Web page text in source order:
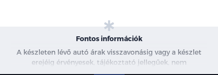
20" könnyűfém keréktárcsák
Állítható magasságú biztonsági öv rögzítési
Fontos információk
A készleten lévő autó árak visszavonásig vagy a készlet
erejéig érvényesek, tájékoztató jellegűek, nem
minősülnek ajánlattételnek, a képek csak illusztrációk. A